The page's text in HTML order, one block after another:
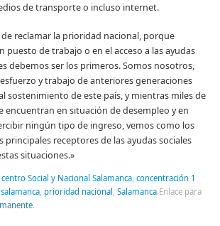
de transporte o incluso internet.
reclamar la prioridad nacional, porque
puesto de trabajo o en el acceso a las ayudas
debemos ser los primeros. Somos nosotros,
y trabajo de anteriores generaciones
sostenimiento de este país, y mientras miles de
encuentran en situación de desempleo y en
ningún tipo de ingreso, vemos como los
principales receptores de las ayudas sociales
situaciones.»
centro Social y Nacional Salamanca, concentración 1
, prioridad nacional , Salamanca.Enlace para
.